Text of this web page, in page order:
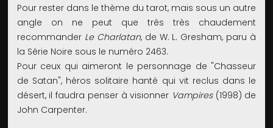
Pour rester dans le thème du tarot, mais sous un autre
angle on ne peut que très très chaudement
recommander Le Charlatan, de W. L. Gresham, paru à
la Série Noire sous le numéro 2463.
Pour ceux qui aimeront le personnage de "Chasseur
de Satan", héros solitaire hanté qui vit reclus dans le
désert, il faudra penser à visionner Vampires(1998) de
John Carpenter.